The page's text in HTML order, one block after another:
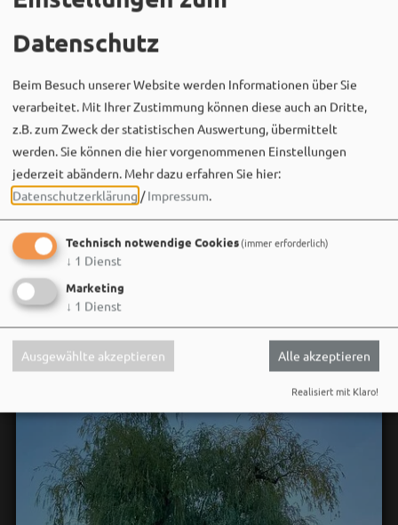
Bergwaldtheater
06. August um 18:08 via Facebook
Sei wie Luisa & Chiara!
Komm am 08.08. ins Bergwaldtheater und hol dir deinen
neuen Ohrwurm. 🎤✨
Gute Musik, beste Stimmung und ein Sommerabend,
der im Kopf bleibt. 🌿🎵
Datenschutz
Beim Besuch unserer Website werden Informationen über Sie
verarbeitet. Mit Ihrer Zustimmung können diese auch an Dritte,
z.B. zum Zweck der statistischen Auswertung, übermittelt
werden. Sie können die hier vorgenommenen Einstellungen
jederzeit abändern. Mehr dazu erfahren Sie hier:
Datenschutzerklärung /Impressum.
Technisch notwendige Cookies(immer erforderlich)
↓ 1 Dienst
Marketing
↓ 1 Dienst
Ausgewählte akzeptieren Alle akzeptieren
Realisiert mit Klaro!